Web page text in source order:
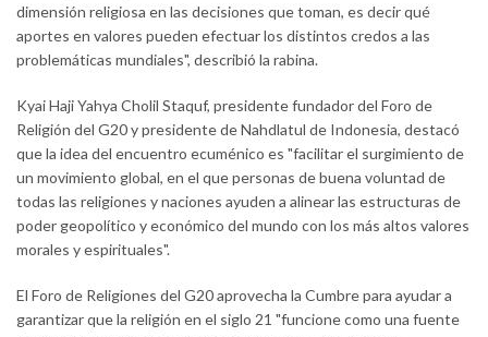
dimensión religiosa en las decisiones que toman, es decir qué
aportes en valores pueden efectuar los distintos credos a las
problemáticas mundiales", describió la rabina.
Kyai Haji Yahya Cholil Staquf, presidente fundador del Foro de
Religión del G20 y presidente de Nahdlatul de Indonesia, destacó
que la idea del encuentro ecuménico es "facilitar el surgimiento de
un movimiento global, en el que personas de buena voluntad de
todas las religiones y naciones ayuden a alinear las estructuras de
poder geopolítico y económico del mundo con los más altos valores
morales y espirituales".
El Foro de Religiones del G20 aprovecha la Cumbre para ayudar a
garantizar que la religión en el siglo 21 "funcione como una fuente